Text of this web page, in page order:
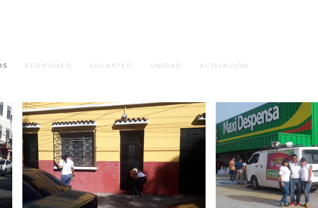
PERIFONEO VOLANTEO UNIDAD ACTIVACIÓN